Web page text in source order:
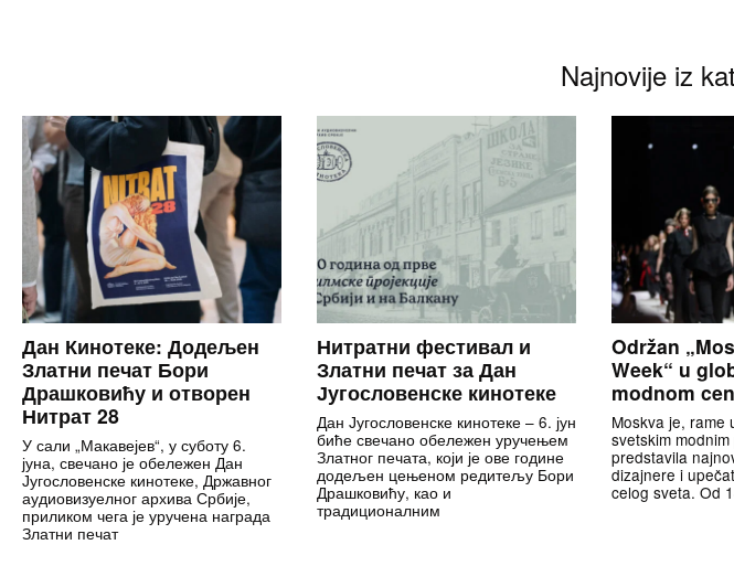
Najnovije iz
Дан Кинотеке: Додељен
Златни печат Бори
Драшковићу и отворен
Нитрат 28
У сали „Макавејев“, у суботу 6.
јуна, свечано је обележен Дан
Југословенске кинотеке, Државног
аудиовизуелног архива Србије,
приликом чега је уручена награда
Златни печат
Нитратни фестивал и
Златни печат за Дан
Југословенске кинотеке
Дан Југословенске кинотеке – 6. јун
биће свечано обележен уручењем
Златног печата, који је ове године
додељен цењеном редитељу Бори
Драшковићу, као и
традиционалним
Održan
Week“ u
modnom
Moskva je, rame
svetskim
predstavila
dizajnere i
celog sveta. Od